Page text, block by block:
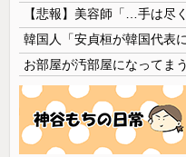
【悲報】美容師「…手は
お部屋が汚部屋になってまう